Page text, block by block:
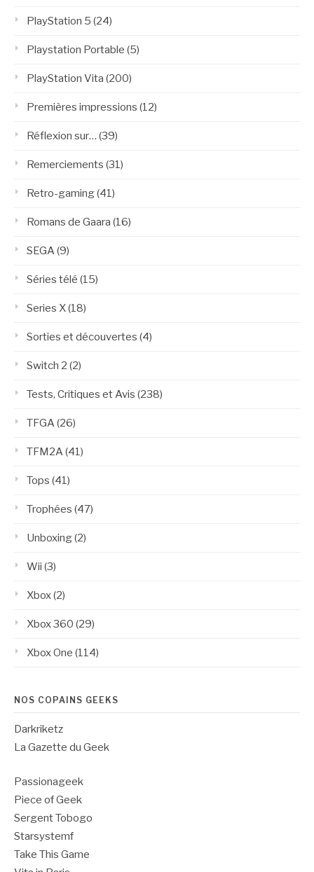
PlayStation 5 (24)
Playstation Portable (5)
PlayStation Vita (200)
Premières impressions (12)
Réflexion sur… (39)
Remerciements (31)
Retro-gaming(41)
Romans de Gaara (16)
SEGA(9)
Séries télé (15)
Series X(18)
Sorties et découvertes (4)
Switch 2 (2)
Tests, Critiques et Avis (238)
TFGA(26)
TFM2A(41)
Tops (41)
Trophées (47)
Unboxing(2)
Wii (3)
Xbox(2)
Xbox 360 (29)
Xbox One (114)
NOS COPAINS GEEKS
Darkriketz
La Gazette du Geek
Passionageek
Piece of Geek
Sergent Tobogo
Starsystemf
Take This Game